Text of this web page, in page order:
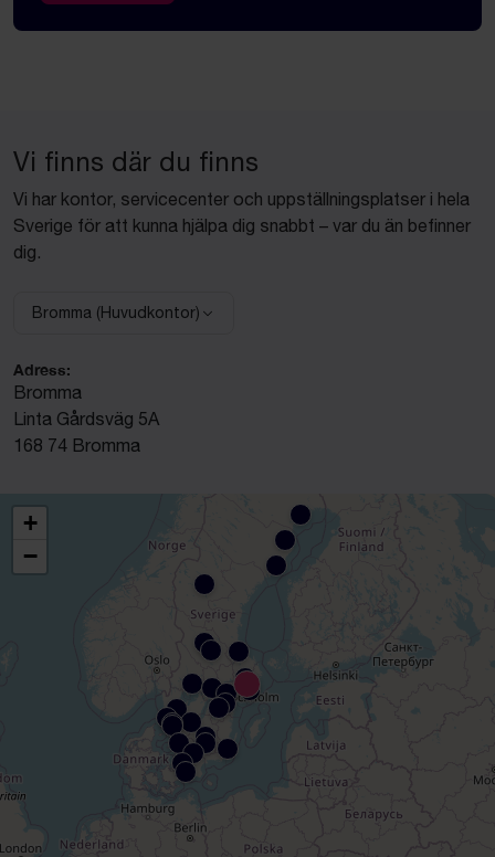
Vi finns där du finns
Vi har kontor, servicecenter och uppställningsplatser i hela
Sverige för att kunna hjälpa dig snabbt – var du än befinner
dig.
Välj anläggning:
Bromma (Huvudkontor)
Adress:
Bromma
Linta Gårdsväg 5A
168 74 Bromma
+
−